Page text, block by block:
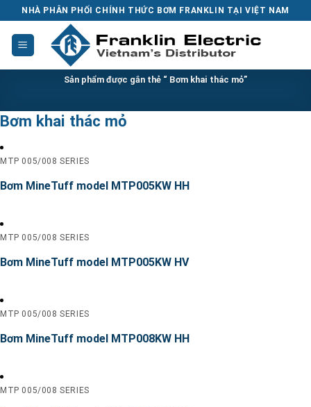
to
content
NHÀ PHÂN PHỐI CHÍNH THỨC BƠM FRANKLIN TẠI VIỆT NAM
Sản phẩm được gắn thẻ “ Bơm khai thác mỏ”
Bơm khai thác mỏ
MTP 005/008 SERIES
Bơm MineTuff model MTP005KW HH
MTP 005/008 SERIES
Bơm MineTuff model MTP005KW HV
MTP 005/008 SERIES
Bơm MineTuff model MTP008KW HH
MTP 005/008 SERIES